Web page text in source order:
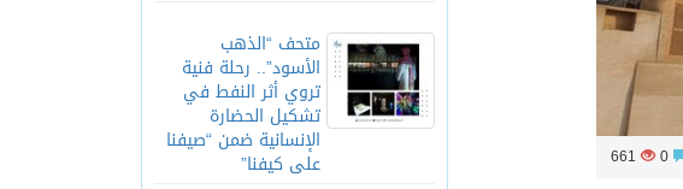
متحف “الذهب
الأسود”.. رحلة فنية
تروي أثر النفط في
تشكيل الحضارة
الإنسانية ضمن “صيفنا
على كيفنا”
0
661